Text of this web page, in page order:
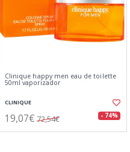
Clinique happy men eau de toilette
50ml vaporizador
CLINIQUE
19,07€ 72,54€ - 74%